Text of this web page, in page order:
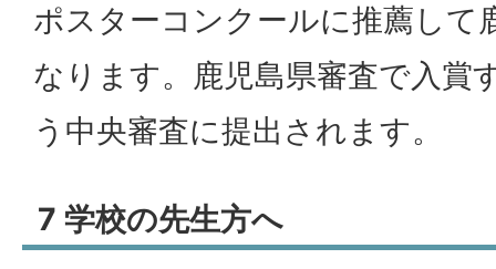
ポスターコンクールに推薦して
なります。鹿児島県審査で入賞
う中央審査に提出されます。
7 学校の先生方へ